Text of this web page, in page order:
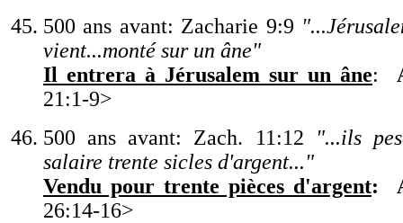
500 ans avant: Zacharie 9:9 "
vient...monté sur un âne"
Il entrera à Jérusalem sur un âne:
21:1-9>
500 ans avant: Zach. 11:12
"...ils
salaire trente sicles d'argent..."
Vendu pour trente pièces d'argent:
26:14-16>